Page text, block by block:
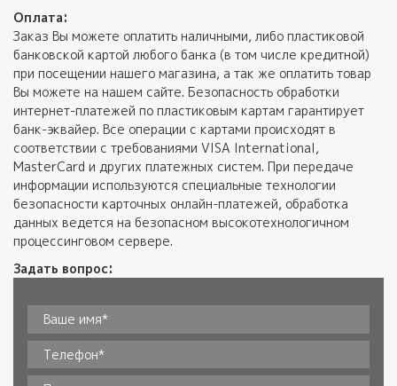
Оплата:
Заказ Вы можете оплатить наличными, либо пластиковой
банковской картой любого банка (в том числе кредитной)
при посещении нашего магазина, а так же оплатить товар
Вы можете на нашем сайте. Безопасность обработки
интернет-платежей по пластиковым картам гарантирует
банк-эквайер. Все операции с картами происходят в
соответствии с требованиями VISA International,
MasterCard и других платежных систем. При передаче
информации используются специальные технологии
безопасности карточных онлайн-платежей, обработка
данных ведется на безопасном высокотехнологичном
процессинговом сервере.
Задать вопрос:
Ваше имя**
Телефон*